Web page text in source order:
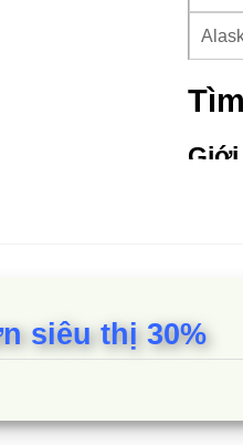
Tủ
một
Lý
siêu thị 30%